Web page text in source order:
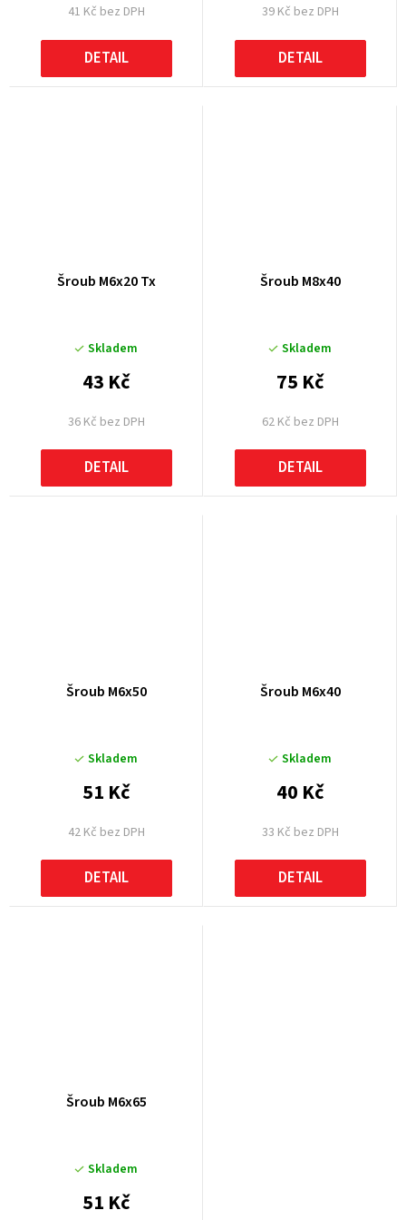
41 Kč bez DPH
DETAIL
39 Kč bez DPH
DETAIL
Šroub M6x20 Tx
Skladem
36 Kč bez DPH
43 Kč
DETAIL
Šroub M8x40
Skladem
62 Kč bez DPH
75 Kč
DETAIL
Šroub M6x50
Skladem
42 Kč bez DPH
51 Kč
DETAIL
Šroub M6x40
Skladem
33 Kč bez DPH
40 Kč
DETAIL
Šroub M6x65
Skladem
51 Kč